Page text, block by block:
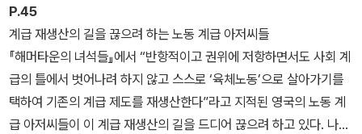
아가는 사람들의 이야기는 세대론이나 계급론이 다 담지 못하는 생활
현장의 복잡다단한 풍경을 보여준다. 특정 세대나 집단이 비난의 대
상이 되었을 때 그 뒤에 놓인 정치사회적 맥락을 살피면서도 개인의
삶을 지우지 않는 방식으로 그들을 이해해보려는 저자의 성숙한 시선
이 빛을 발하는 책이다.
어슬렁어슬렁 돌아다니는 사람들이 제법 있었다. 그런데 이것이 생각
지도 못한 풍요로운 과실을 맺은 것이다. 실업보험의 과실 가운데 하
나라고 할 수 있는 사람이 우리 동네의 ‘지역사 연구자’ 스티브였다.
P.45
계급 재생산의 길을 끊으려 하는 노동 계급 아저씨들
『해머타운의 녀석들』에서 “반항적이고 권위에 저항하면서도 사회 계
급의 틀에서 벗어나려 하지 않고 스스로 ‘육체노동’으로 살아가기를
택하여 기존의 계급 제도를 재생산한다”라고 지적된 영국의 노동 계
급 아저씨들이 이 계급 재생산의 길을 드디어 끊으려 하고 있다. 나보